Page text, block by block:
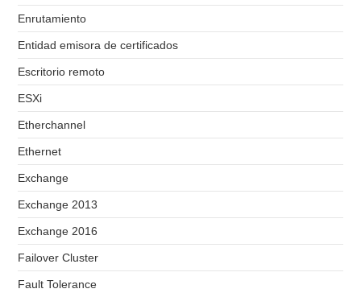
Enrutamiento
Entidad emisora de certificados
Escritorio remoto
ESXi
Etherchannel
Ethernet
Exchange
Exchange 2013
Exchange 2016
Failover Cluster
Fault Tolerance